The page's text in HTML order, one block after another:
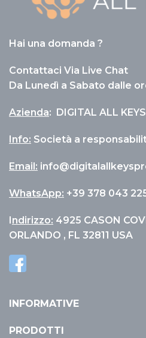
Hai una domanda ?
Contattaci Via Live Chat
Da Lunedì a Sabato dalle
Azienda: DIGITAL ALL
Info: Società a
Email:
WhatsApp: +39 378 043
Indirizzo: 4925 CASON
ORLANDO , FL 32811 USA
INFORMATIVE
PRODOTTI